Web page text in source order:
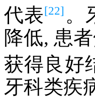
代表[22] 。
降低, 患
获得良好
牙科类疾